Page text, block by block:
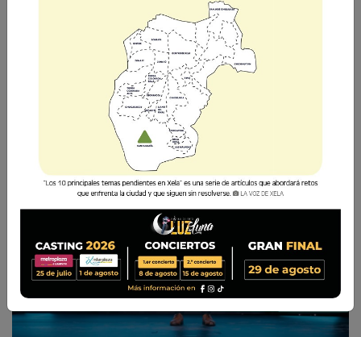
Durante la ceremonia, Martínez estuvo
acompañado de su familia y equipo de trabajo.
17 Abril 2026 08:23